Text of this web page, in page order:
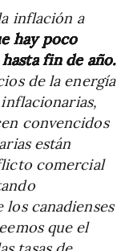
inflación a
hay poco
fin de año.
de la energía
convencidos
están
comercial
canadienses
que el